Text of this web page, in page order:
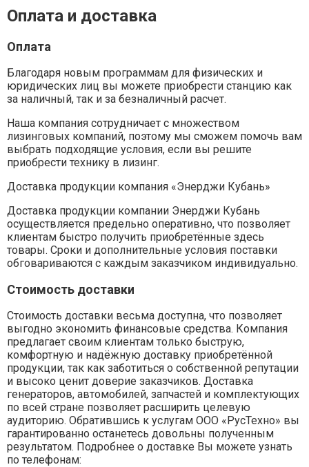
Оплата и доставка
Оплата
Благодаря новым программам для физических и
юридических лиц вы можете приобрести станцию как
за наличный, так и за безналичный расчет.
Наша компания сотрудничает с множеством
лизинговых компаний, поэтому мы сможем помочь вам
выбрать подходящие условия, если вы решите
приобрести технику в лизинг.
Доставка продукции компания «Энерджи Кубань»
Доставка продукции компании Энерджи Кубань
осуществляется предельно оперативно, что позволяет
клиентам быстро получить приобретённые здесь
товары. Сроки и дополнительные условия поставки
обговариваются с каждым заказчиком индивидуально.
Стоимость доставки
Стоимость доставки весьма доступна, что позволяет
выгодно экономить финансовые средства. Компания
предлагает своим клиентам только быструю,
комфортную и надёжную доставку приобретённой
продукции, так как заботиться о собственной репутации
и высоко ценит доверие заказчиков. Доставка
генераторов, автомобилей, запчастей и комплектующих
по всей стране позволяет расширить целевую
аудиторию. Обратившись к услугам ООО «РусТехно» вы
гарантированно останетесь довольны полученным
результатом. Подробнее о доставке Вы можете узнать
по телефонам: